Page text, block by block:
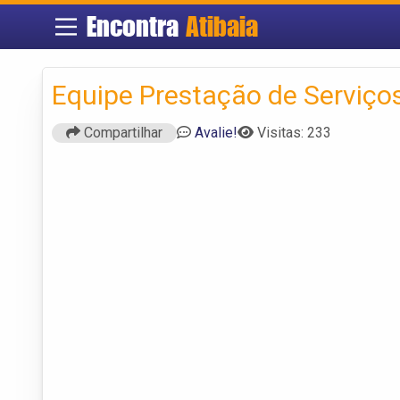
EncontraAtibaia
Equipe Prestação de
Compartilhar Avalie! Visitas: 233